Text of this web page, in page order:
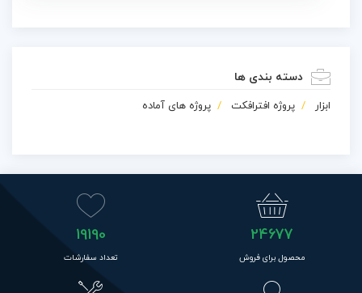
دسته بندی ها
ابزار پروژه افترافکت پروژه های آماده
24677
محصول برای فروش
19190
تعداد سفارشات